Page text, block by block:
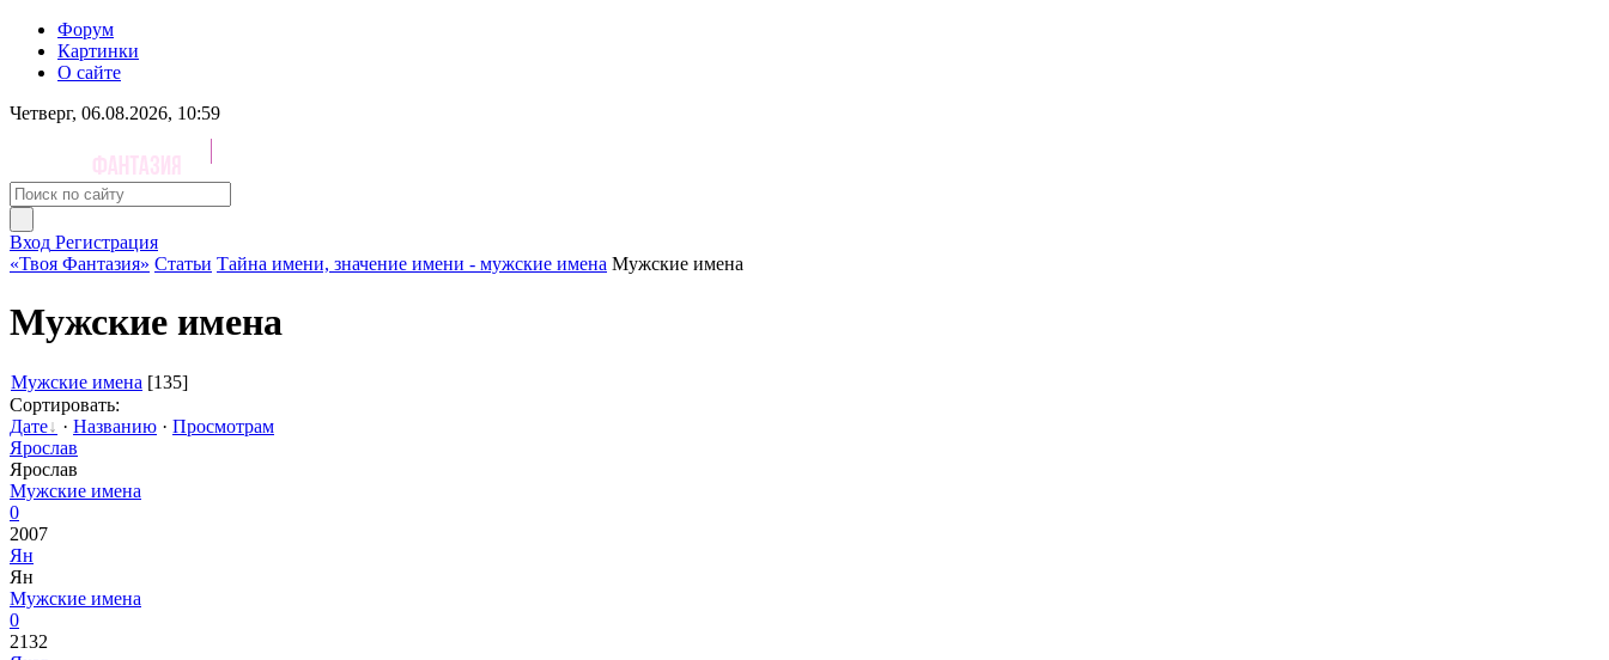
Форум
Картинки
О сайте
Четверг, 06.08.2026, 10:59
Вход Регистрация
«Твоя Фантазия» Статьи Тайна имени, значение имени - мужские имена Мужские имена
Мужские имена
Мужские имена [135]
Сортировать:
Дате
· Названию · Просмотрам
Ярослав
Ярослав
Мужские имена
0
2007
Ян
Ян
Мужские имена
0
2132